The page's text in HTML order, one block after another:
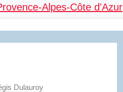
Alpes-Côte d'Azur
Dulauroy